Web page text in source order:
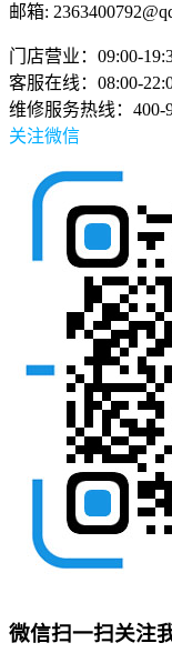
邮箱:
门店营业：09:00-
客服在线：08:00-
维修服务热线：400-
关注微信
微信扫一扫关注